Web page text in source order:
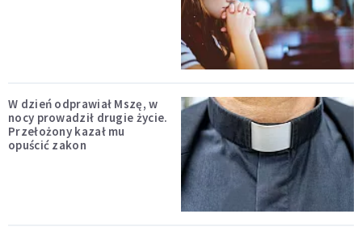
W dzień odprawiał Mszę, w
nocy prowadził drugie życie.
Przełożony kazał mu
opuścić zakon